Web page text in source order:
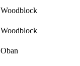
Woodblock
Woodblock
Oban